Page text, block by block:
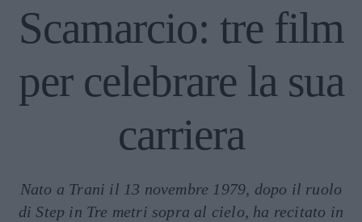
Scamarcio: tre film
per celebrare la sua
carriera
Nato a Trani il 13 novembre 1979, dopo il ruolo
di Step in Tre metri sopra al cielo, ha recitato in